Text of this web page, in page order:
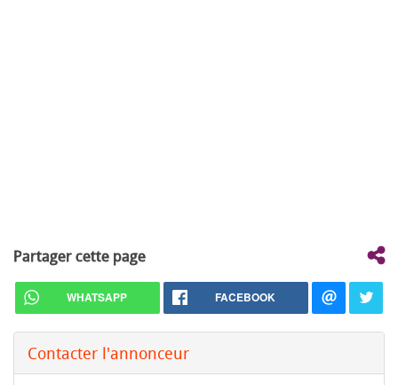
Partager cette page
WHATSAPP FACEBOOK
Contacter l'annonceur